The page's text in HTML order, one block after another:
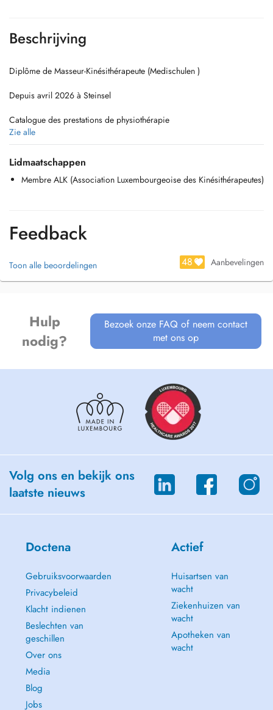
Beschrijving
Diplôme de Masseur-Kinésithérapeute (Medischulen )
Depuis avril 2026 à Steinsel
Catalogue des prestations de physiothérapie
-Rééducation orthopédique
-Rééducation neurologique
-Rééducation cardio-respiratoire
-Gériatrie :Traitement des troubles liés à l'âge
- Thérapie manuelle
-Massages & Drainage lymphatique
- Myofascial Release (Fascias)
- PNF
Zie alle
Lidmaatschappen
Membre ALK (Association Luxembourgeoise des Kinésithérapeutes)
Feedback
Toon alle beoordelingen 48 Aanbevelingen
Hulp
nodig?
Bezoek onze FAQ of neem contact
met ons op
Volg ons en bekijk ons
laatste nieuws
Doctena
Gebruiksvoorwaarden
Privacybeleid
Klacht indienen
Beslechten van
geschillen
Over ons
Media
Blog
Jobs
Actief
Huisartsen van
wacht
Ziekenhuizen van
wacht
Apotheken van
wacht